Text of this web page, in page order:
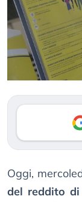
Oggi,
del reddito